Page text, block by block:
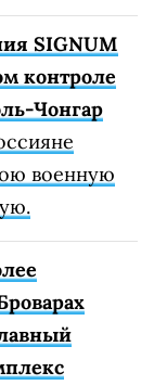
SIGNUM
контроле
Чонгар
военную